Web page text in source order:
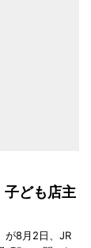
ども店主
が8月2日、JR